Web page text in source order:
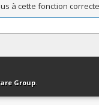
à cette fonction
Version bas-débit
Group.